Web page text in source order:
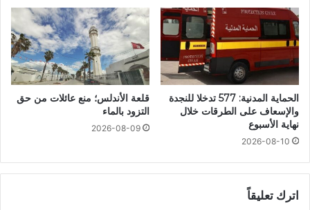
الحماية المدنية: 577 تدخلا للنجدة
والإسعاف على الطرقات خلال
نهاية الأسبوع
2026-08-10
قلعة الأندلس؛ منع عائلات من حق
التزود بالماء
2026-08-09
اترك تعليقاً